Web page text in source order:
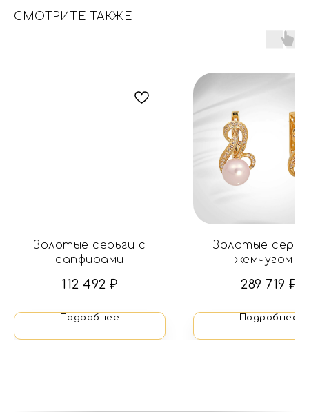
СМОТРИТЕ ТАКЖЕ
Золотые серьги с
сапфирами
112 492 ₽
Подробнее
Золотые
жемчугом и
289 719 ₽
Подробнее